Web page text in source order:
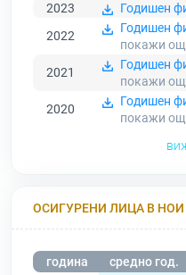
2023
Годишен
2022
Годишен
покажи
2021
Годишен
покажи
2020
Годишен
покажи
ОСИГУРЕНИ ЛИЦА В НОИ
година средно год.